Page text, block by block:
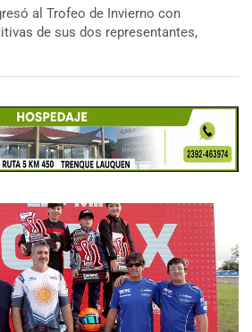
al Trofeo de Invierno con
de sus dos representantes,